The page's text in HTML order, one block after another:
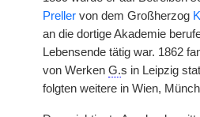
Preller von dem Großherzog
an die dortige Akademie
Lebensende tätig war. 1862
von Werken G.s in Leipzig
folgten weitere in Wien,